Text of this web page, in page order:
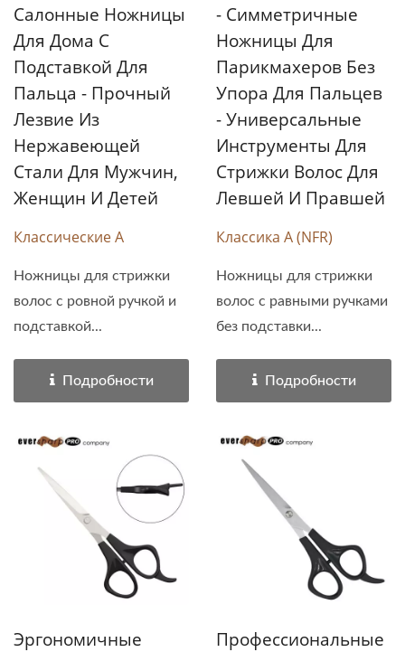
Салонные Ножницы
Для Дома С
Подставкой Для
Пальца - Прочный
Лезвие Из
Нержавеющей
Стали Для Мужчин,
Женщин И Детей
Классические А
Ножницы для стрижки
волос с ровной ручкой и
подставкой...
Подробности
- Симметричные
Ножницы Для
Парикмахеров Без
Упора Для Пальцев
- Универсальные
Инструменты Для
Стрижки Волос Для
Левшей И Правшей
Классика A (NFR)
Ножницы для стрижки
волос с равными ручками
без подставки...
Подробности
Эргономичные
Профессиональные